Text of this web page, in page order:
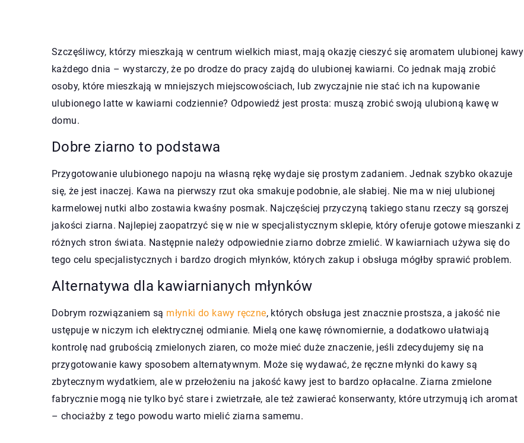
Szczęśliwcy, którzy mieszkają w centrum wielkich miast, mają okazję cieszyć się aromatem ulubionej kawy
każdego dnia – wystarczy, że po drodze do pracy zajdą do ulubionej kawiarni. Co jednak mają zrobić
osoby, które mieszkają w mniejszych miejscowościach, lub zwyczajnie nie stać ich na kupowanie
ulubionego latte w kawiarni codziennie? Odpowiedź jest prosta: muszą zrobić swoją ulubioną kawę w
domu.
Dobre ziarno to podstawa
Przygotowanie ulubionego napoju na własną rękę wydaje się prostym zadaniem. Jednak szybko okazuje
się, że jest inaczej. Kawa na pierwszy rzut oka smakuje podobnie, ale słabiej. Nie ma w niej ulubionej
karmelowej nutki albo zostawia kwaśny posmak. Najczęściej przyczyną takiego stanu rzeczy są gorszej
jakości ziarna. Najlepiej zaopatrzyć się w nie w specjalistycznym sklepie, który oferuje gotowe mieszanki z
różnych stron świata. Następnie należy odpowiednie ziarno dobrze zmielić. W kawiarniach używa się do
tego celu specjalistycznych i bardzo drogich młynków, których zakup i obsługa mógłby sprawić problem.
Alternatywa dla kawiarnianych młynków
Dobrym rozwiązaniem są młynki do kawy ręczne, których obsługa jest znacznie prostsza, a jakość nie
ustępuje w niczym ich elektrycznej odmianie. Mielą one kawę równomiernie, a dodatkowo ułatwiają
kontrolę nad grubością zmielonych ziaren, co może mieć duże znaczenie, jeśli zdecydujemy się na
przygotowanie kawy sposobem alternatywnym. Może się wydawać, że ręczne młynki do kawy są
zbytecznym wydatkiem, ale w przełożeniu na jakość kawy jest to bardzo opłacalne. Ziarna zmielone
fabrycznie mogą nie tylko być stare i zwietrzałe, ale też zawierać konserwanty, które utrzymują ich aromat
– chociażby z tego powodu warto mielić ziarna samemu.